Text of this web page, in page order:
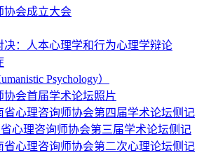
协会成立大会
决：人本心理学和行为心理学辩论
Psychology）
会首届学术论坛照片
省心理咨询师协会第四届学术论坛侧记
省心理咨询师协会第三届学术论坛侧记
省心理咨询师协会第二次心理论坛侧记